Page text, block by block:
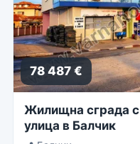
78 487 €
Жилищна сграда с
улица в Балчик